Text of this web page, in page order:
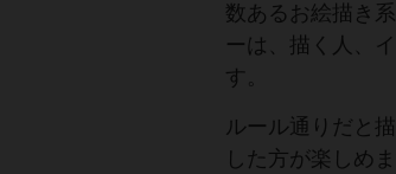
数あるお絵描き
ーは、描く人、
す。
ルール通りだと
した方が楽しめ